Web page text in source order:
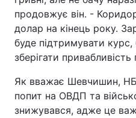
продовжує він. -
долар на кінець року.
буде підтримувати
зберігати
Як вважає Шевчишин,
попит на ОВДП та
знижувався, адже це